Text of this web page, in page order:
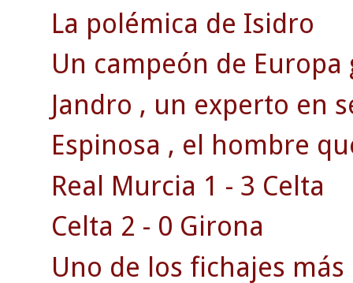
La polémica de Isidro
Un campeón de Europa
Jandro , un experto en
Espinosa , el hombre
Real Murcia 1 - 3 Celta
Celta 2 - 0 Girona
Uno de los fichajes